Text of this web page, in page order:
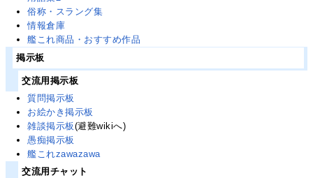
俗称・スラング集
情報倉庫
艦これ商品・おすすめ作品
掲示板
交流用掲示板
質問掲示板
お絵かき掲示板
雑談掲示板(避難wikiへ)
愚痴掲示板
艦これzawazawa
交流用チャット